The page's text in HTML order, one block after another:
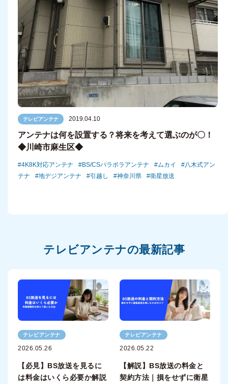
テレビアンテナ 2019.04.10
アンテナは何を設置する？将来を考えて選ぶのが〇！
◆川崎市麻生区◆
4K8K対応アンテナ BS/CSパラボラアンテナ ムカイ
八木式アン
テナ
地デジアンテナ 引越し 神奈川県 衛星放送
テレビアンテナの最新記事
テレビアンテナ
2026.05.26
【必見】BS放送を見るに
は料金はいくら必要か解説
テレビアンテナ
2026.05.22
【解説】BS放送の料金と
契約方法｜損をせずに衛星